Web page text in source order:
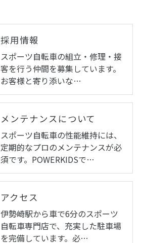
採用情報
スポーツ自転車の組立・修理・接
客を行う仲間を募集しています。
お客様と寄り添いな…
メンテナンスについて
スポーツ自転車の性能維持には、
定期的なプロのメンテナンスが必
須です。POWERKIDSで…
アクセス
伊勢崎駅から車で6分のスポーツ
自転車専門店で、充実した駐車場
を完備しています。必…